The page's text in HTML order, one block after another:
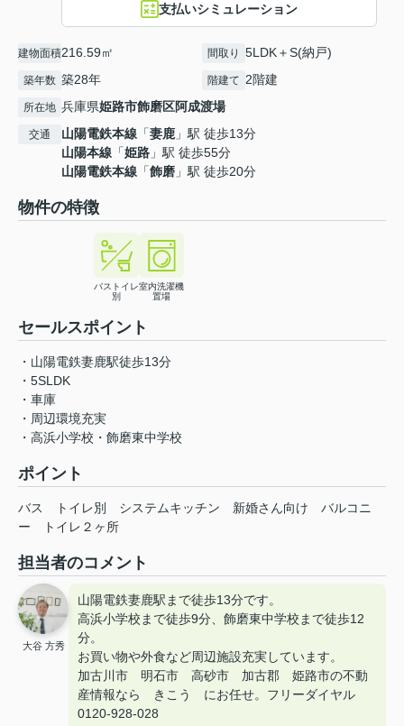
支払いシミュレーション
建物面積216.59㎡ 間取り 5LDK＋S(納戸)
築年数 築28年 階建て 2階建
所在地 兵庫県姫路市飾磨区阿成渡場
交通 山陽電鉄本線 「妻鹿」駅 徒歩13分
山陽本線 「姫路 」駅 徒歩55分
山陽電鉄本線 「飾磨 」駅 徒歩20分
物件の特徴
バストイレ
別
室内洗濯機
置場
セールスポイント
・山陽電鉄妻鹿駅徒歩13分
・5SLDK
・車庫
・周辺環境充実
・高浜小学校・飾磨東中学校
ポイント
バス トイレ別 システムキッチン 新婚さん向け
バルコニ
ー
トイレ２ヶ所
担当者のコメント
大谷 方秀
山陽電鉄妻鹿駅まで徒歩13分です。
高浜小学校まで徒歩9分、飾磨東中学校まで徒歩12
分。
お買い物や外食など周辺施設充実しています。
加古川市 明石市 高砂市 加古郡 姫路市の不動
産情報なら きこう にお任せ。フリーダイヤル
0120-928-028